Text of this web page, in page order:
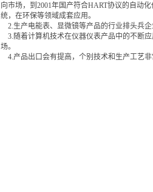
向市场，到2001年国产符合HART协议的自动
统，在环保等领域成套应用。
2.生产电能表、显微镜等产品的行业排头兵
3.随着计算机技术在仪器仪表产品中的不断
场。
4.产品出口会有提高，个别技术和生产工艺